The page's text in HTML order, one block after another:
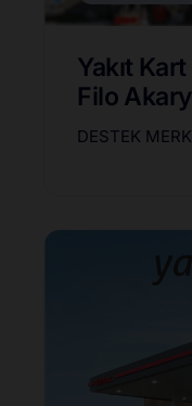
Yakıt
Filo
DESTEK